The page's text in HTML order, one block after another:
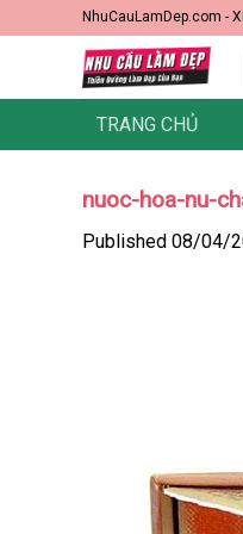
to
NhuCauLamDep.com -
TRANG CHỦ
nuoc-hoa-nu-
Published 08/04/